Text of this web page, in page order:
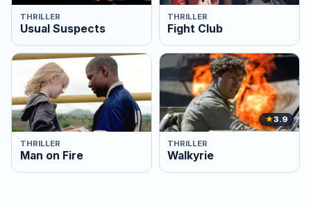
THRILLER
Usual Suspects
THRILLER
Fight Club
THRILLER
Man on Fire
★3.9
THRILLER
Walkyrie